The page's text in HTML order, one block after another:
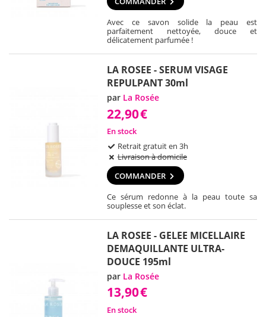
Avec ce savon solide la peau est
parfaitement nettoyée, douce et
délicatement parfumée !
LA ROSEE - SERUM VISAGE
REPULPANT 30ml
par La Rosée
22,90€
En stock
Retrait gratuit en 3h
Livraison à domicile
COMMANDER
Ce sérum redonne à la peau toute sa
souplesse et son éclat.
LA ROSEE - GELEE MICELLAIRE
DEMAQUILLANTE ULTRA-
DOUCE 195ml
par La Rosée
13,90€
En stock